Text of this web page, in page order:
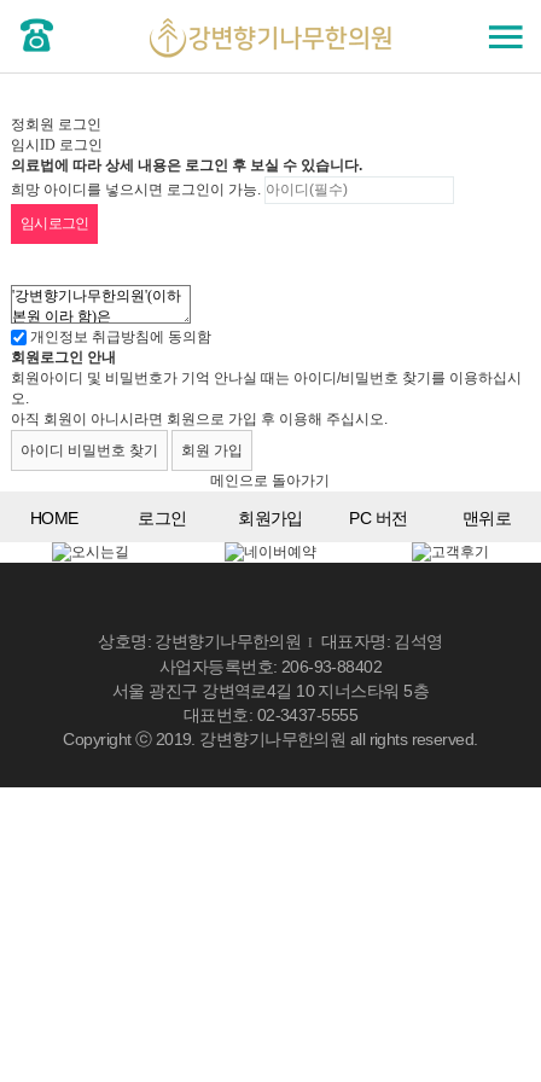
정회원 로그인
임시ID 로그인
의료법에 따라 상세 내용은 로그인 후 보실 수 있습니다.
희망 아이디를 넣으시면 로그인이 가능.
개인정보 취급방침에 동의함
회원로그인 안내
회원아이디 및 비밀번호가 기억 안나실 때는 아이디/비밀번호 찾기를 이용하십시
오.
아직 회원이 아니시라면 회원으로 가입 후 이용해 주십시오.
아이디 비밀번호 찾기
회원 가입
메인으로 돌아가기
HOME 로그인 회원가입 PC 버전 맨위로
상호명: 강변향기나무한의원 I
대표자명: 김석영
사업자등록번호: 206-93-88402
서울 광진구 강변역로4길 10 지너스타워 5층
대표번호: 02-3437-5555
Copyright ⓒ 2019. 강변향기나무한의원 all rights reserved.